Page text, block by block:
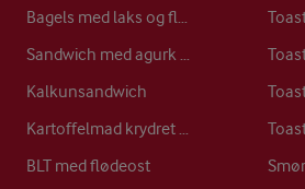
Kalkunsandwich
BLT med flødeost